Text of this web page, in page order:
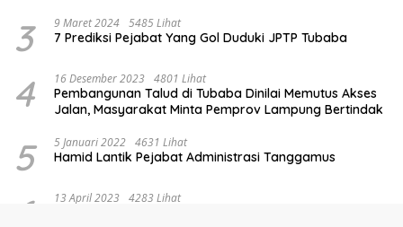
3 9 Maret 2024 5485 Lihat
7 Prediksi Pejabat Yang Gol Duduki JPTP Tubaba
4 16 Desember 2023 4801 Lihat
Pembangunan Talud di Tubaba Dinilai Memutus Akses
Jalan, Masyarakat Minta Pemprov Lampung Bertindak
5 5 Januari 2022 4631 Lihat
Hamid Lantik Pejabat Administrasi Tanggamus
6 13 April 2023 4283 Lihat